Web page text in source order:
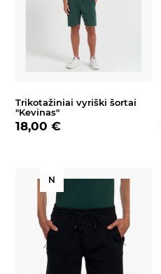
Trikotažiniai vyriški šortai
"Kevinas"
18,00 €
N